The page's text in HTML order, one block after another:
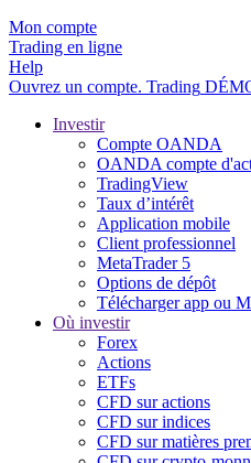
Mon compte
Trading en ligne
Help
Ouvrez un compte. Trading
Investir
Compte OANDA
OANDA compte
TradingView
Taux d’intérêt
Application mobile
Client professionnel
MetaTrader 5
Options de dépôt
Télécharger app ou
Où investir
Forex
Actions
ETFs
CFD sur actions
CFD sur indices
CFD sur matières